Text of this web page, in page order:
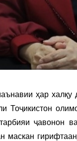
ҳар халқу
Тоҷикистон
ҷавонон ва
маскан